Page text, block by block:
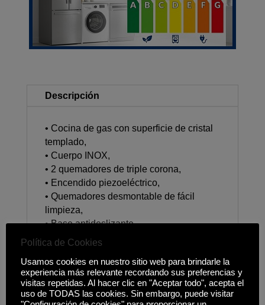
Descripción
• Cocina de gas con superficie de cristal
templado,
• Cuerpo INOX,
• 2 quemadores de triple corona,
• Encendido piezoeléctrico,
• Quemadores desmontable de fácil
limpieza,
• Base antideslizante,
• Diámetro zona de cocción 10-12 cm,
Política de Cookies
Usamos cookies en nuestro sitio web para brindarle la
experiencia más relevante recordando sus preferencias y
visitas repetidas. Al hacer clic en "Aceptar todo", acepta el
uso de TODAS las cookies. Sin embargo, puede visitar